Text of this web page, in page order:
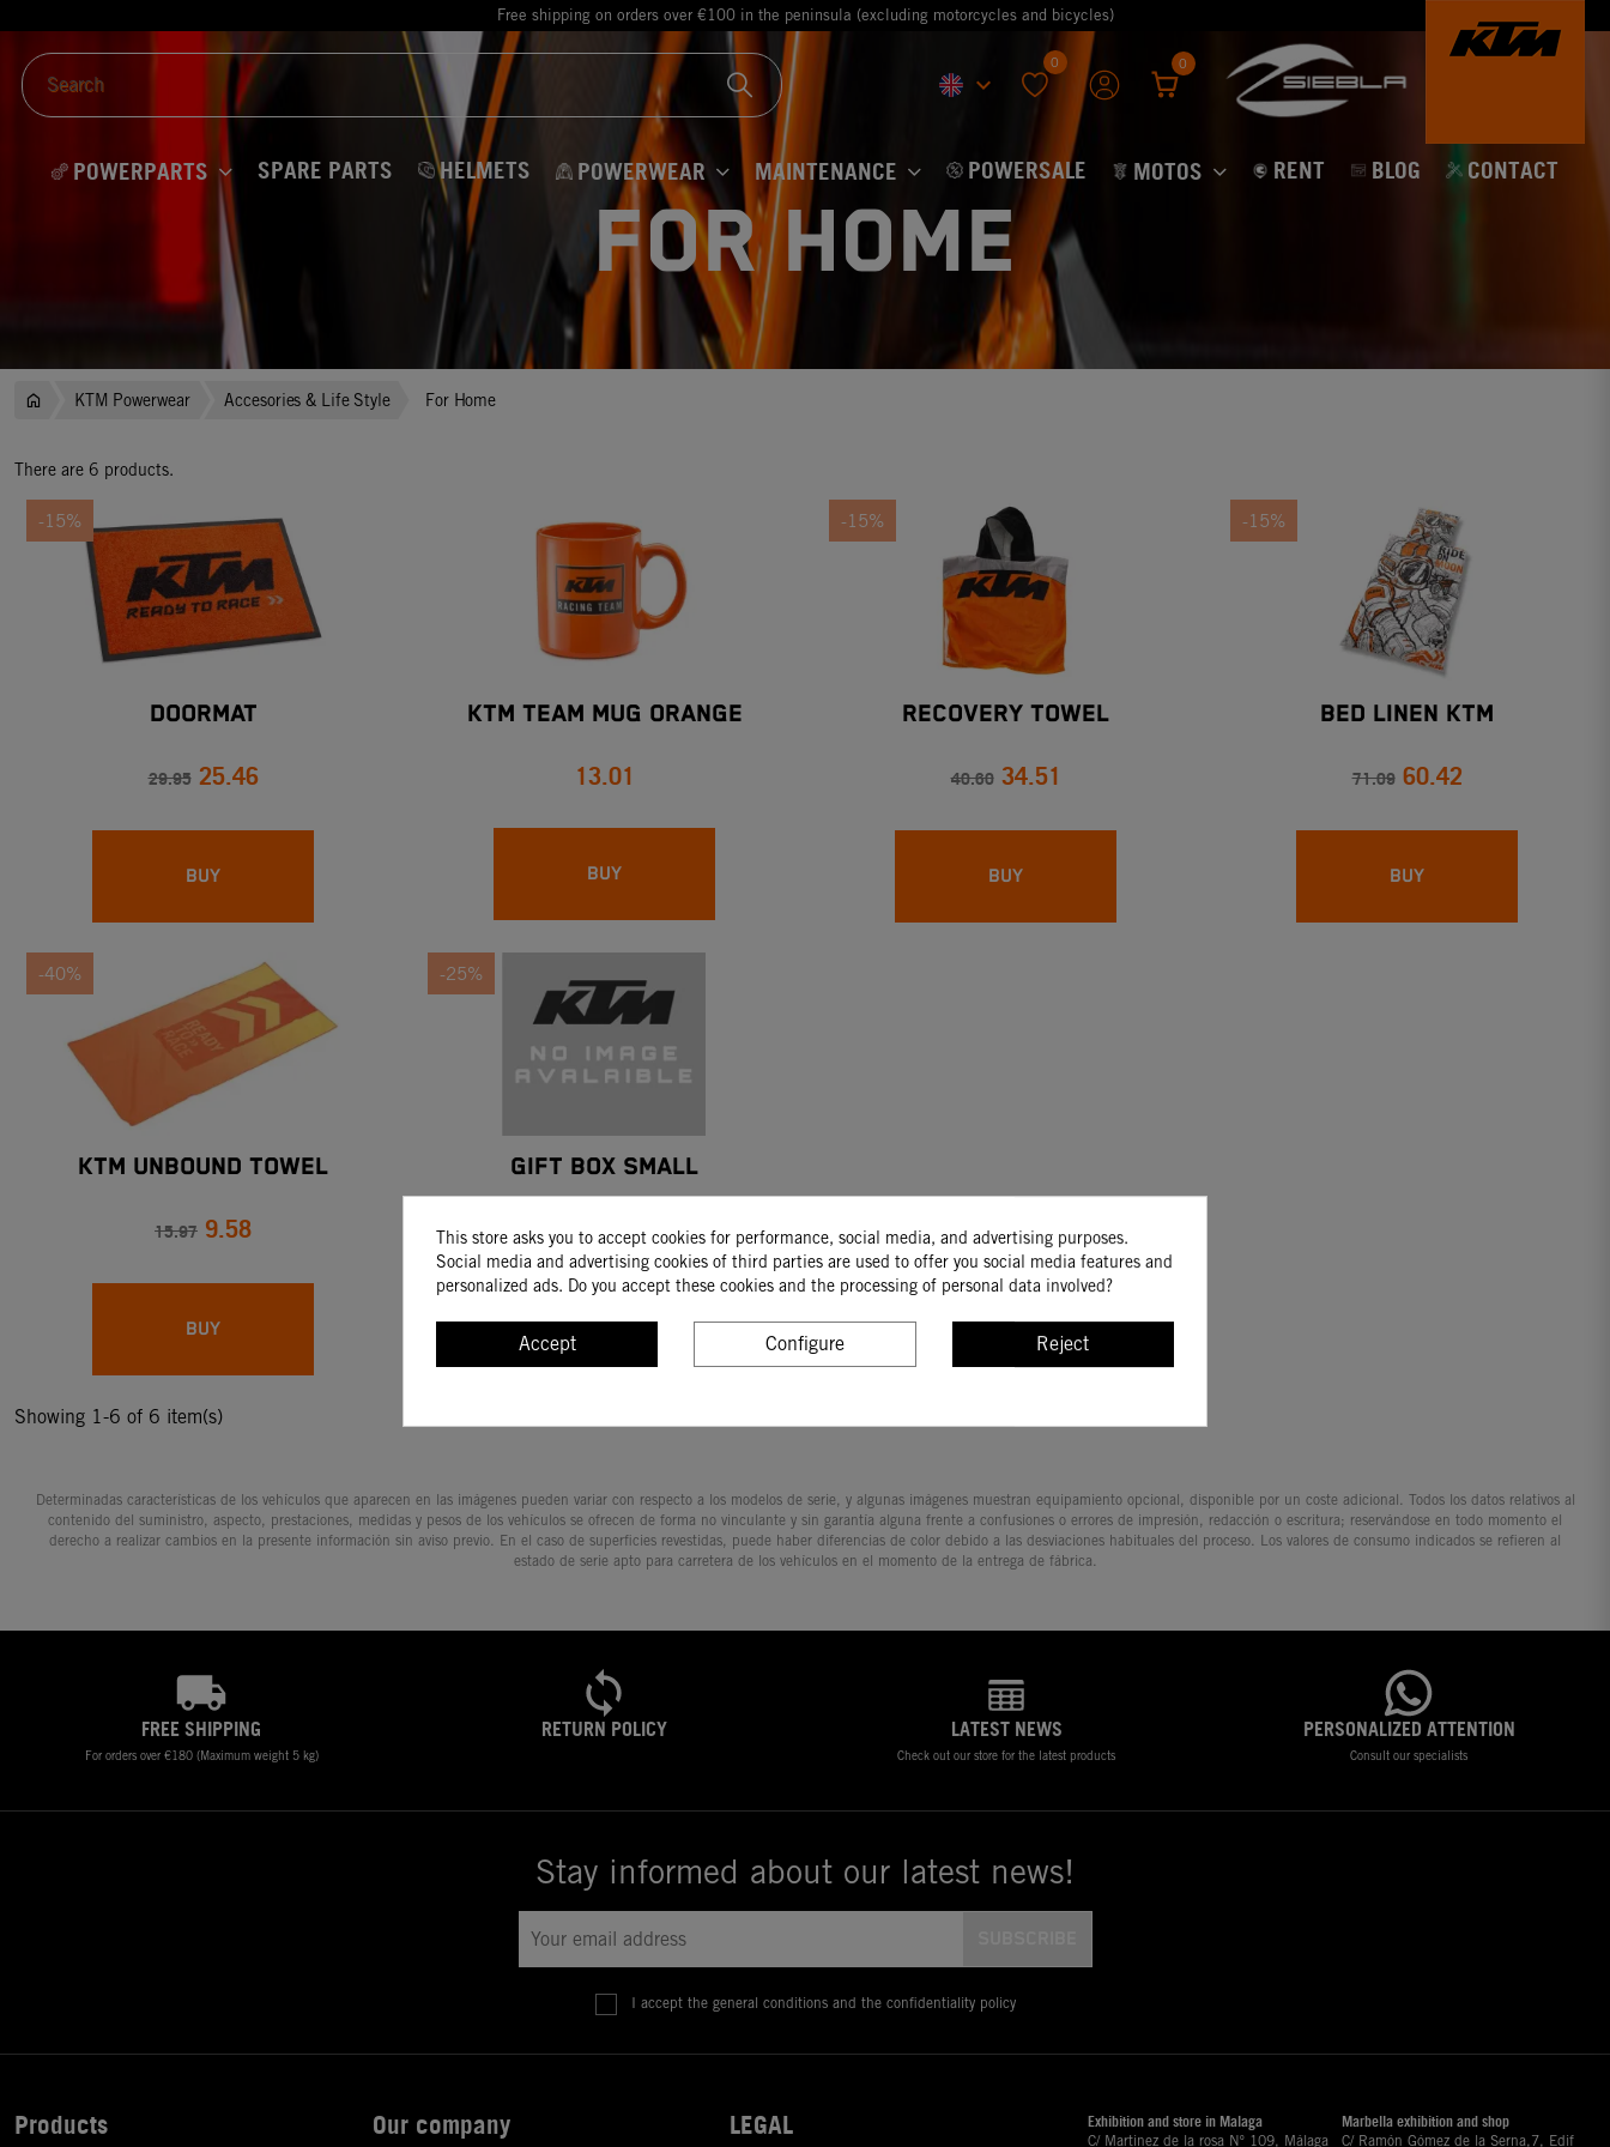
Free shipping on orders over €100 in the peninsula (excluding motorcycles and bicycles)
keyboard_arrow_down
0 0
POWERPARTS SPARE PARTS HELMETS POWERWEAR MAINTENANCE POWERSALE MOTOS RENT BLOG CONTACT
For Home
KTM Powerwear Accesories & Life Style For Home
There are 6 products.
-15%
DOORMAT
29.95 25.46
BUY
KTM TEAM MUG ORANGE
13.01
BUY
-15%
RECOVERY TOWEL
40.60 34.51
BUY
-15%
BED LINEN KTM
71.09 60.42
BUY
-40%
KTM UNBOUND TOWEL
15.97 9.58
BUY
-25%
GIFT BOX SMALL
1.46 1.10
Showing 1-6 of 6 item(s)
Determinadas características de los vehículos que aparecen en las imágenes pueden variar con respecto a los modelos de serie, y algunas imágenes muestran equipamiento opcional, disponible por un coste adicional. Todos los datos relativos al
contenido del suministro, aspecto, prestaciones, medidas y pesos de los vehículos se ofrecen de forma no vinculante y sin garantía alguna frente a confusiones o errores de impresión, redacción o escritura; reservándose en todo momento el
derecho a realizar cambios en la presente información sin aviso previo. En el caso de superficies revestidas, puede haber diferencias de color debido a las desviaciones habituales del proceso. Los valores de consumo indicados se refieren al
estado de serie apto para carretera de los vehículos en el momento de la entrega de fábrica.
FREE SHIPPING
For orders over €180 (Maximum weight 5 kg)
RETURN POLICY LATEST NEWS
Check out our store for the latest products
PERSONALIZED ATTENTION
Consult our specialists
Stay informed about our latest news!
I accept the general conditions and the confidentiality policy
Products Our company LEGAL Exhibition and store in Malaga
C/ Martinez de la rosa Nº 109, Málaga
Marbella exhibition and shop
C/ Ramón Gómez de la Serna,7, Edif
This store asks you to accept cookies for performance, social media, and advertising purposes.
Social media and advertising cookies of third parties are used to offer you social media features and
personalized ads. Do you accept these cookies and the processing of personal data involved?
Accept Configure Reject